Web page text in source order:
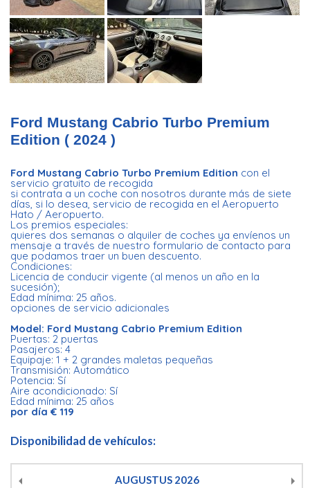
Ford Mustang Cabrio Turbo Premium
Edition ( 2024 )
Ford Mustang Cabrio Turbo Premium Edition con el
servicio gratuito de recogida
si contrata a un coche con nosotros durante más de siete
días, si lo desea, servicio de recogida en el Aeropuerto
Hato / Aeropuerto.
Los premios especiales:
quieres dos semanas o alquiler de coches ya envíenos un
mensaje a través de nuestro formulario de contacto para
que podamos traer un buen descuento.
Condiciones:
Licencia de conducir vigente (al menos un año en la
sucesión);
Edad mínima: 25 años.
opciones de servicio adicionales
Model: Ford Mustang Cabrio Premium Edition
Puertas: 2 puertas
Pasajeros: 4
Equipaje: 1 + 2 grandes maletas pequeñas
Transmisión: Automático
Potencia: Sí
Aire acondicionado: Sí
Edad mínima: 25 años
por día € 119
Disponibilidad de vehículos:
AUGUSTUS 2026